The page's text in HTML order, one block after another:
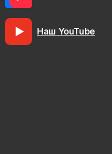
Наш YouTube